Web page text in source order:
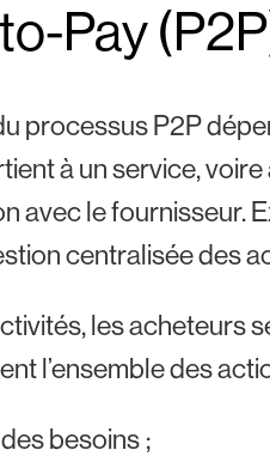
Pay
processus P2P
à un service,
avec le fournisseur.
centralisée des
les acheteurs
l’ensemble des
besoins ;